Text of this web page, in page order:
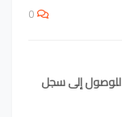
0
يفرض Facebook Messenger إنشاء رمز PIN للوصول إلى سجل